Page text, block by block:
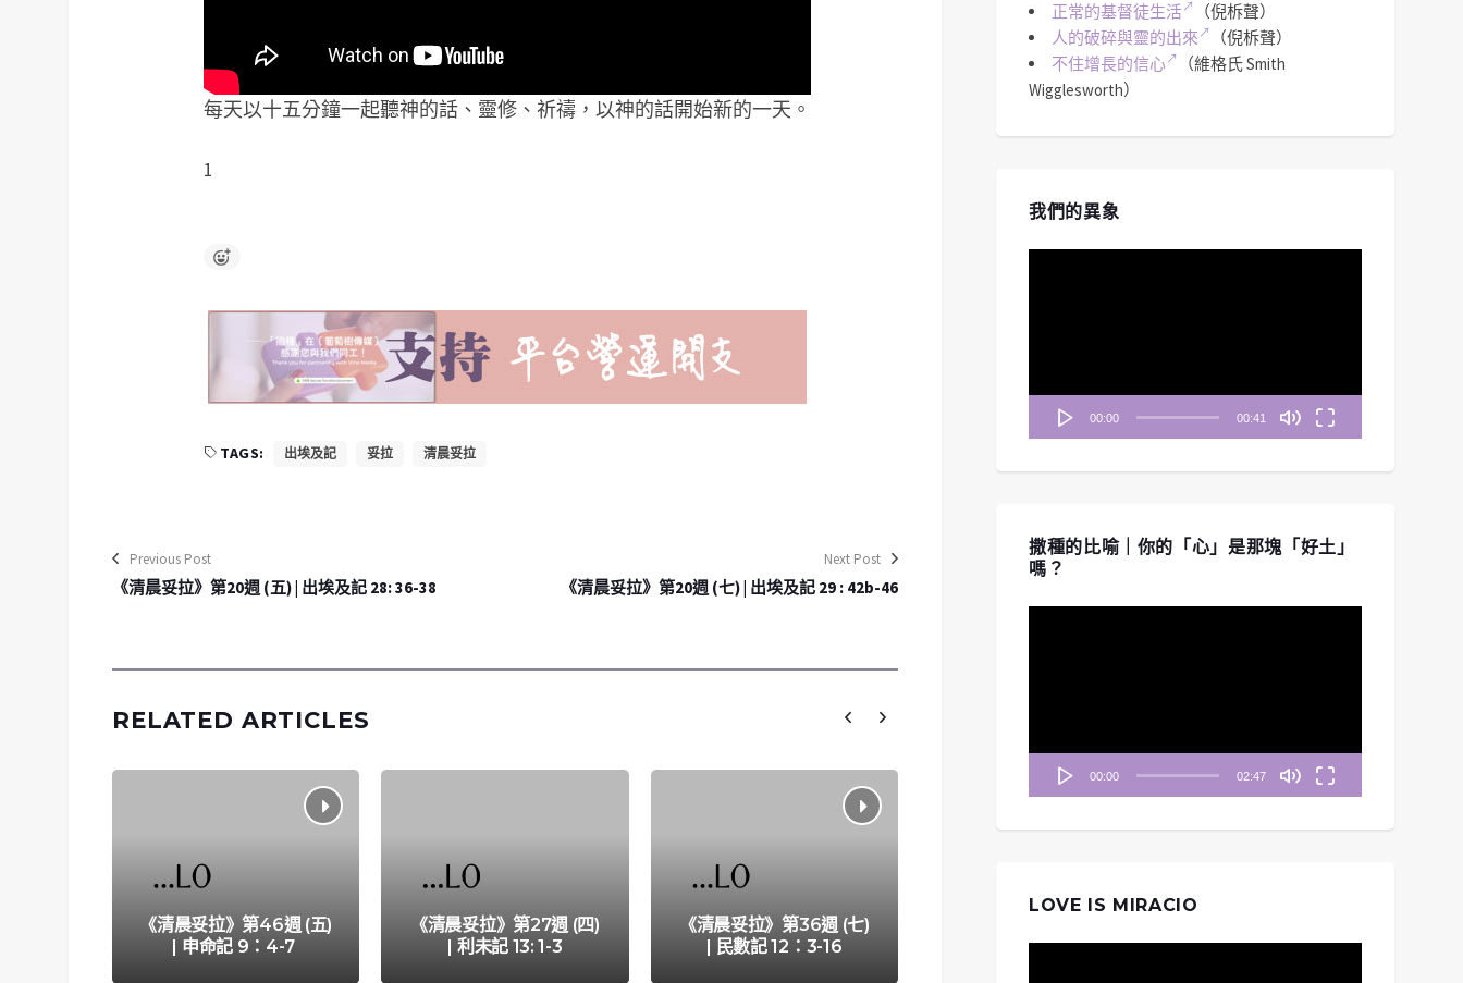
每天以十五分鐘一起聽神的話、靈修、祈禱，以神的話開始新的一天。
1
TAGS: 出埃及記 妥拉 清晨妥拉
Previous Post
《清晨妥拉》第20週 (五) | 出埃及記 28: 36-38
Next Post
《清晨妥拉》第20週 (七) | 出埃及記 29 : 42b-46
RELATED ARTICLES
《清晨妥拉》第46週 (五)
| 申命記 9：4-7
《清晨妥拉》第27週 (四)
| 利未記 13: 1-3
《清晨妥拉》第36週 (七)
| 民數記 12：3-16
《妥拉人生》三十五篇:
7:89)
| 民數記 21：4-9
正常的基督徒生活
（倪柝聲）
人的破碎與靈的出來
（倪柝聲）
不住增長的信心
（維格氏 Smith
Wigglesworth）
我們的異象
00:00 00:41
撒種的比喻｜你的「心」是那塊「好土」
嗎？
00:00 02:47
LOVE IS MIRACIO